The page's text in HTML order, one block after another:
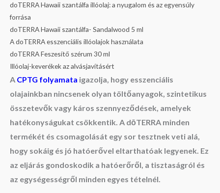
doTERRA Hawaii szantálfa illóolaj: a nyugalom és az egyensúly
forrása
doTERRA Hawaii szantálfa- Sandalwood 5 ml
A doTERRA esszenciális illóolajok használata
doTERRA Feszesítő szérum 30 ml
Illóolaj-keverékek az alvásjavításért
A CPTG folyamata igazolja, hogy esszenciális
olajainkban nincsenek olyan töltőanyagok, szintetikus
összetevők vagy káros szennyeződések, amelyek
hatékonyságukat csökkentik. A dōTERRA minden
termékét és csomagolását egy sor tesztnek veti alá,
hogy sokáig és jó hatóerővel eltarthatóak legyenek. Ez
az eljárás gondoskodik a hatóerőről, a tisztaságról és
az egységességről minden egyes tételnél.